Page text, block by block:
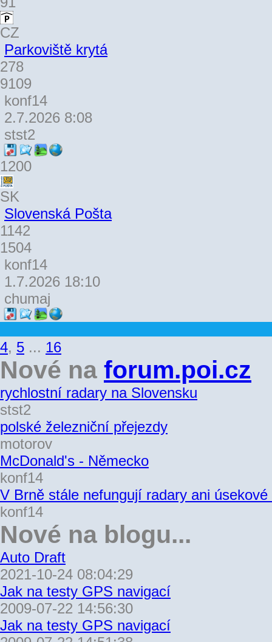
CZ
Parkoviště krytá
278
9109
konf14
2.7.2026 8:08
stst2
1200
SK
Slovenská Pošta
1142
1504
konf14
1.7.2026 18:10
chumaj
4, 5 ... 16
Nové na forum.poi.cz
rychlostní radary na Slovensku
stst2
polské železniční přejezdy
motorov
McDonald's - Německo
konf14
V Brně stále nefungují radary ani
konf14
Nové na blogu...
Auto Draft
2021-10-24 08:04:29
Jak na testy GPS navigací
2009-07-22 14:56:30
Jak na testy GPS navigací